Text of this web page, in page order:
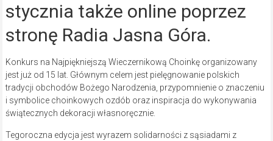
stycznia także online poprzez
stronę Radia Jasna Góra.
Konkurs na Najpiękniejszą Wieczernikową Choinkę organizowany
jest już od 15 lat. Głównym celem jest pielęgnowanie polskich
tradycji obchodów Bożego Narodzenia, przypomnienie o znaczeniu
i symbolice choinkowych ozdób oraz inspiracja do wykonywania
świątecznych dekoracji własnoręcznie.
Tegoroczna edycja jest wyrazem solidarności z sąsiadami z